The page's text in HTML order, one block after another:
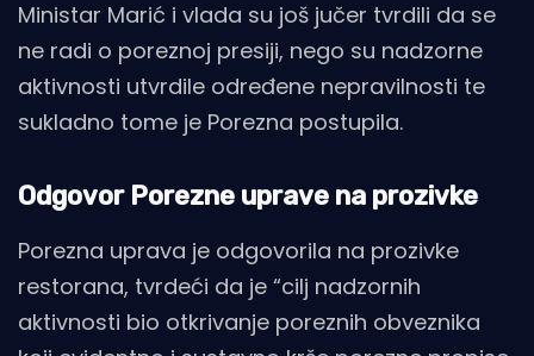
Ministar Marić i vlada su još jučer tvrdili da se
ne radi o poreznoj presiji, nego su nadzorne
aktivnosti utvrdile određene nepravilnosti te
sukladno tome je Porezna postupila.
Odgovor Porezne uprave na prozivke
Porezna uprava je odgovorila na prozivke
restorana, tvrdeći da je “cilj nadzornih
aktivnosti bio otkrivanje poreznih obveznika